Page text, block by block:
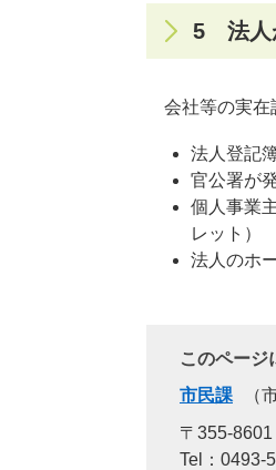
5 法人
会社等の実在
法人登記
官公署が
個人事業
レット）
法人のホ
このページ
市民課
〒355-8601
Tel：0493-